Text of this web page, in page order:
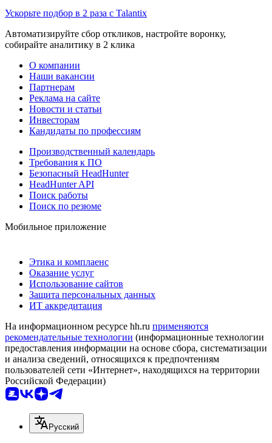
Ускорьте подбор в 2 раза с Talantix
Автоматизируйте сбор откликов, настройте воронку,
собирайте аналитику в 2 клика
О компании
Наши вакансии
Партнерам
Реклама на сайте
Новости и статьи
Инвесторам
Кандидаты по профессиям
Производственный календарь
Требования к ПО
Безопасный HeadHunter
HeadHunter API
Поиск работы
Поиск по резюме
Мобильное приложение
Этика и комплаенс
Оказание услуг
Использование сайтов
Защита персональных данных
ИТ аккредитация
На информационном ресурсе hh.ru применяются
рекомендательные технологии (информационные технологии
предоставления информации на основе сбора, систематизации
и анализа сведений, относящихся к предпочтениям
пользователей сети «Интернет», находящихся на территории
Российской Федерации)
Русский